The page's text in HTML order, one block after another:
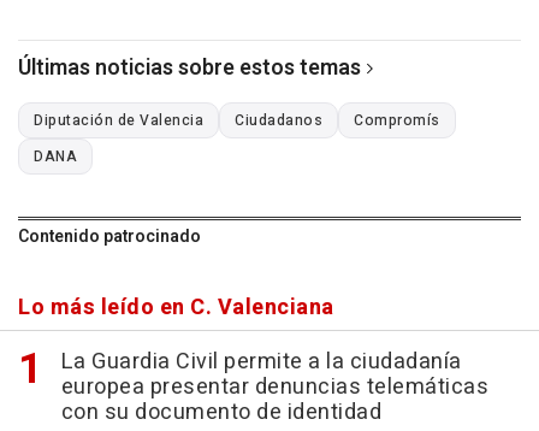
Últimas noticias sobre estos temas
Diputación de Valencia Ciudadanos
Compromís
DANA
Contenido patrocinado
Lo más leído en C. Valenciana
La Guardia Civil permite a la ciudadanía
europea presentar denuncias telemáticas
con su documento de identidad